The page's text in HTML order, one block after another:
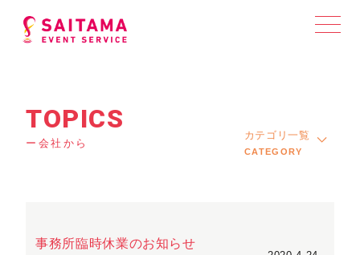
TOPICS
ー会社から
カテゴリ一覧
CATEGORY
事務所臨時休業のお知らせ